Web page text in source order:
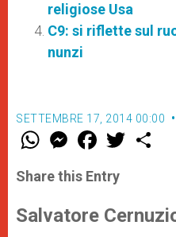
religiose Usa
C9: si riflette sul
nunzi
SETTEMBRE 17, 2014 00:00
W
t
s
p
p
M
e
s
e
g
e
F
a
e
b
o
k
w
r
Share this Entry
Salvatore